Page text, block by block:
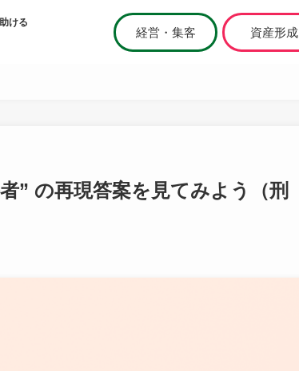
ける
経営・集客 資産形成
” の再現答案を見てみよう（刑